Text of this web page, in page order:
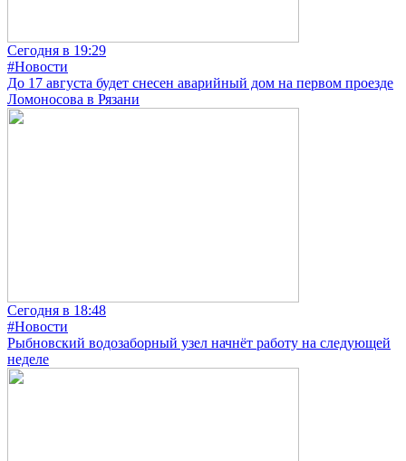
Сегодня в 19:29
#Новости
До 17 августа будет снесен аварийный дом на первом проезде
Ломоносова в Рязани
Сегодня в 18:48
#Новости
Рыбновский водозаборный узел начнёт работу на следующей
неделе